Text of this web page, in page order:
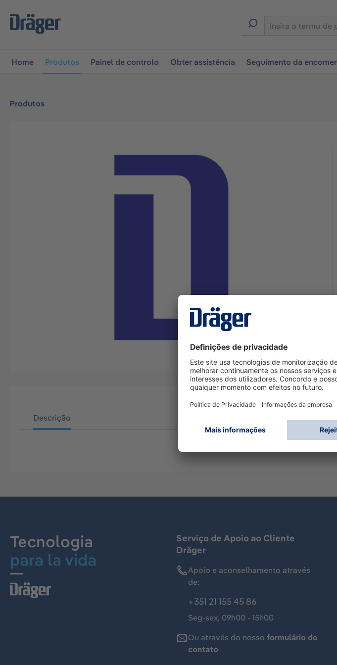
a navegação principal
Home Produtos Painel de controlo Obter assistência Seguimento da
Produtos
Descrição
Tecnologia
para la vida
Serviço de Apoio ao Cliente
Dräger
Apoio e aconselhamento através
de:
+351 21 155 45 86
Seg-sex, 09h00 - 15h00
Ou através do nosso formulário de
contato